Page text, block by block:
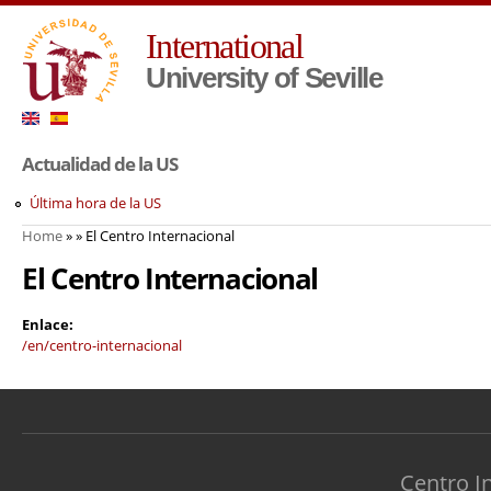
International
University of Seville
Actualidad de la US
Última hora de la US
You are here
Home»» El Centro Internacional
El Centro Internacional
Enlace:
/en/centro-internacional
Centro